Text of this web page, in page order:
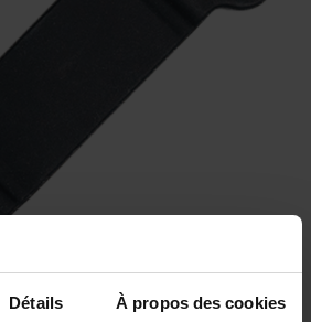
Détails À propos des cookies